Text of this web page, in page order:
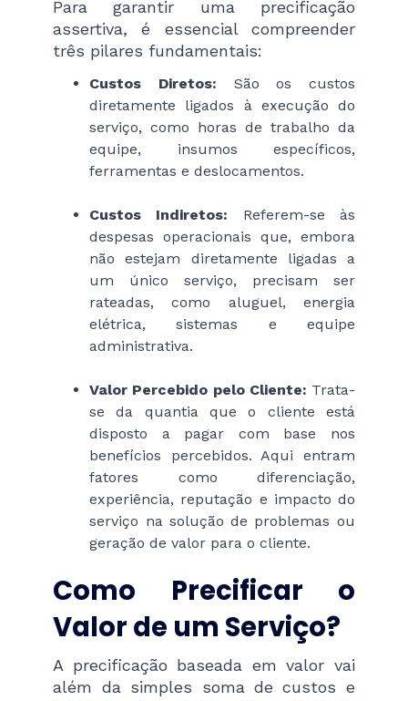
Para garantir uma precificação
assertiva, é essencial compreender
três pilares fundamentais:
Custos Diretos: São os custos
diretamente ligados à execução do
serviço, como horas de trabalho da
equipe, insumos específicos,
ferramentas e deslocamentos.
Custos Indiretos: Referem-se às
despesas operacionais que, embora
não estejam diretamente ligadas a
um único serviço, precisam ser
rateadas, como aluguel, energia
elétrica, sistemas e equipe
administrativa.
Valor Percebido pelo Cliente: Trata-
se da quantia que o cliente está
disposto a pagar com base nos
benefícios percebidos. Aqui entram
fatores como diferenciação,
experiência, reputação e impacto do
serviço na solução de problemas ou
geração de valor para o cliente.
Como Precificar o
Valor de um Serviço?
A precificação baseada em valor vai
além da simples soma de custos e